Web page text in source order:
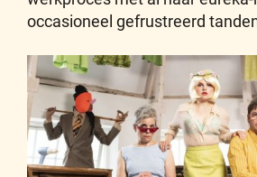
occasioneel gefrustreerd